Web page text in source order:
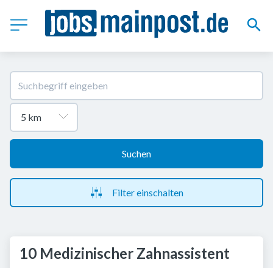
Suchen
Filter einschalten
10 Medizinischer Zahnassistent